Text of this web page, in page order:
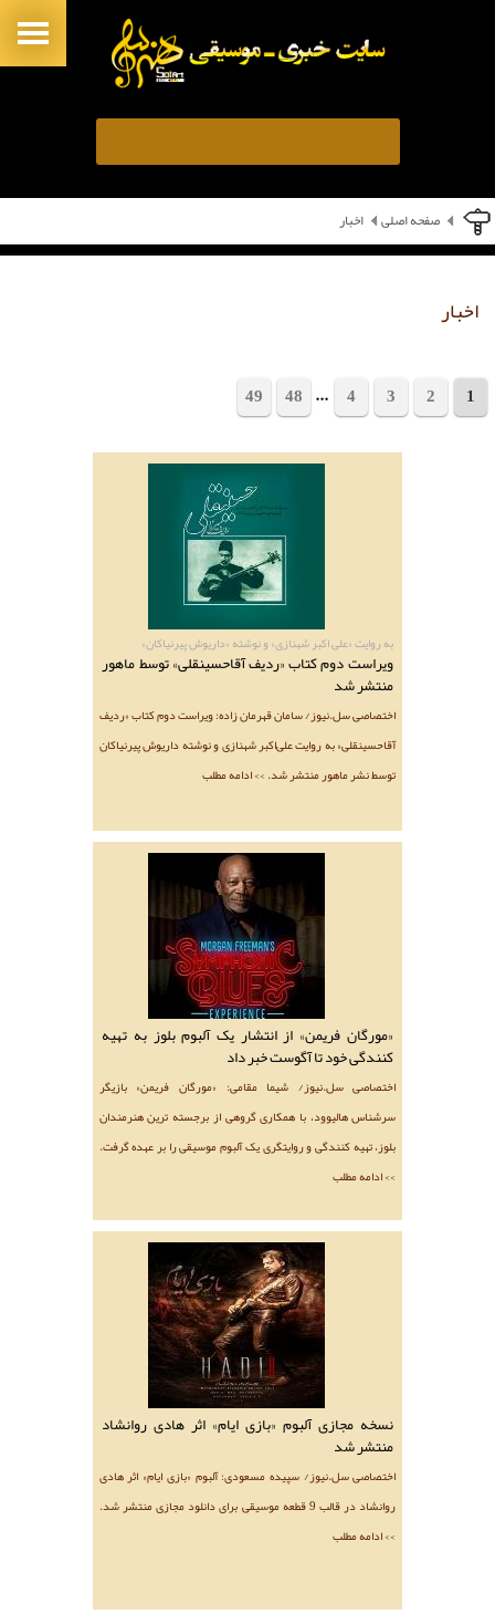
صفحه اصلی اخبار
اخبار
1
2
3
4
...
48
49
به روایت «علی‌ اکبر شهنازی» و نوشته «داریوش پیرنیاکان»
ویراست دوم کتاب «ردیف آقاحسینقلی» توسط ماهور
منتشر شد
اختصاصی سل.نیوز/ سامان قهرمان زاده: ویراست دوم کتاب «ردیف
آقاحسینقلی» به روایت علی‌اکبر شهنازی و نوشته داریوش پیرنیاکان
توسط نشر ماهور منتشر شد. >> ادامه مطلب
«مورگان فریمن» از انتشار یک آلبوم بلوز به تهیه
کنندگی خود تا آگوست خبر داد
اختصاصی سل.نیوز/ شیما مقامی: «مورگان فریمن» بازیگر
سرشناس هالیوود، با همکاری گروهی از برجسته ترین هنرمندان
بلوز، تهیه کنندگی و روایتگری یک آلبوم موسیقی را بر عهده گرفت.
>> ادامه مطلب
نسخه مجازی آلبوم «بازی ایام» اثر هادی روانشاد
منتشر شد
اختصاصی سل.نیوز/ سپیده مسعودی: آلبوم «بازی ایام» اثر هادی
روانشاد در قالب 9 قطعه موسیقی برای دانلود مجازی منتشر شد.
>> ادامه مطلب